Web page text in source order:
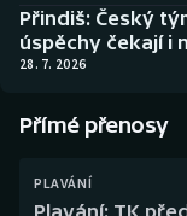
Box
Curling
Dostihy
Přindiš: Český
úspěchy čekají i
28. 7. 2026
Přímé přenosy
PLAVÁNÍ
Plavání: TK